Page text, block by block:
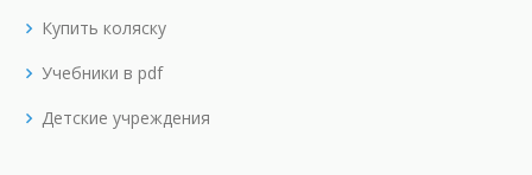
Купить коляску
Учебники в pdf
Детские учреждения